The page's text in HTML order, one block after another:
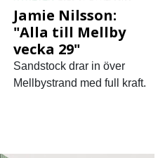
Jamie Nilsson:
"Alla till Mellby
vecka 29"
Sandstock drar in över
Mellbystrand med full kraft.